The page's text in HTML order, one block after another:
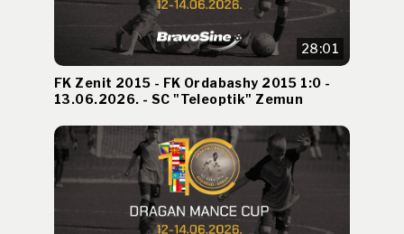
28:01
FK Zenit 2015 - FK Ordabashy 2015 1:0 -
13.06.2026. - SC "Teleoptik" Zemun